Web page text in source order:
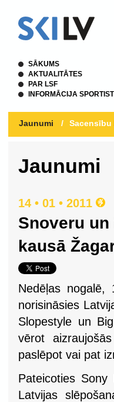
SĀKUMS
AKTUALITĀTES
PAR LSF
INFORMĀCIJA
Jaunumi / Sacensību
Jaunumi
14 • 01 • 2011
Snoveru
kausā
Nedēļas nogalē,
norisināsies
Slopestyle un
vērot
paslēpot vai pat
Pateicoties
Latvijas